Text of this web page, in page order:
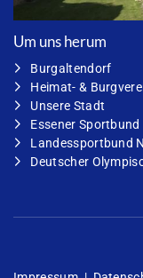
Um uns herum
Burgaltendorf
Heimat- &
Unsere Stadt
Essener Sportbund
Landessportbund
Deutscher